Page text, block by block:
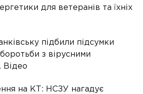
для ветеранів та їхніх
підбили підсумки
з вірусними
Відео
на КТ: НСЗУ нагадує